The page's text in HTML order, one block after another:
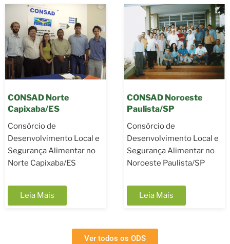
CONSAD Noroeste
Paulista/SP
Consórcio de
Desenvolvimento Local e
Segurança Alimentar no
Noroeste Paulista/SP
Leia Mais
CONSAD Vale do
Ribeira/SP
Consórcio de
Desenvolvimento
Segurança Alimentar
Vale do Ribeira/SP
Leia Mais
Ver todos os ODS